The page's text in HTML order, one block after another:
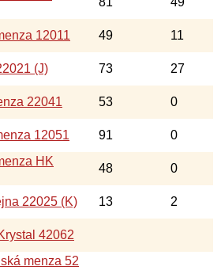
12011 49
11
(J) 73
27
22041 53
0
12051 91
0
HK
48
0
22025 (K) 13
2
42062
menza 52